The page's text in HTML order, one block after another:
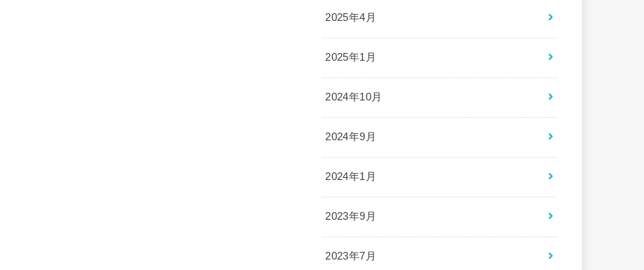
2025年4月
2025年1月
2024年10月
2024年9月
2024年1月
2023年9月
2023年7月